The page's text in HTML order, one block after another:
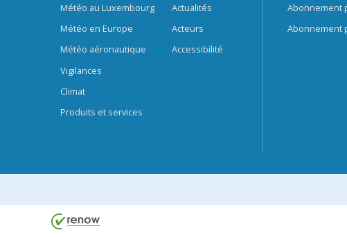
Météo au Luxembourg
Météo en Europe
Météo aéronautique
Vigilances
Climat
Produits et services
Actualités
Acteurs
Accessibilité
Abonnement
Abonnement